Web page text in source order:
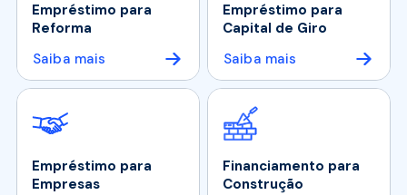
Empréstimo para
Reforma
Saiba mais
Empréstimo para
Capital de Giro
Saiba mais
Empréstimo para
Empresas
Financiamento para
Construção